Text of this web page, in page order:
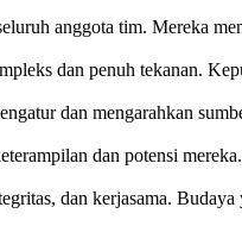
anggota tim. Mereka
dan penuh tekanan.
dan mengarahkan
dan potensi
dan kerjasama.